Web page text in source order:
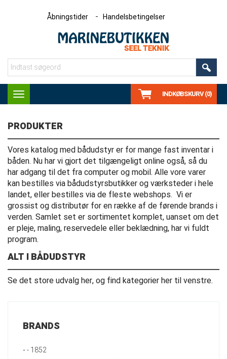
Åbningstider Handelsbetingelser
Toggle
navigation
INDKØBSKURV (0)
PRODUKTER
Vores katalog med bådudstyr er for mange fast inventar i
båden. Nu har vi gjort det tilgængeligt online også, så du
har adgang til det fra computer og mobil. Alle vore varer
kan bestilles via bådudstyrsbutikker og værksteder i hele
landet, eller bestilles via de fleste webshops. Vi er
grossist og distributør for en række af de førende brands i
verden. Samlet set er sortimentet komplet, uanset om det
er pleje, maling, reservedele eller beklædning, har vi fuldt
program.
ALT I BÅDUDSTYR
Se det store udvalg her, og find kategorier her til venstre.
BRANDS
-- 1852